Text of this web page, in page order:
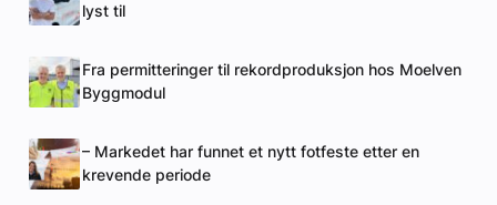
lyst til
Fra permitteringer til rekordproduksjon hos Moelven
Byggmodul
– Markedet har funnet et nytt fotfeste etter en
krevende periode